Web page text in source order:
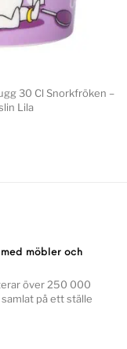
30 Cl Snorkfröken –
Lila
möbler och
över 250 000
på ett ställe